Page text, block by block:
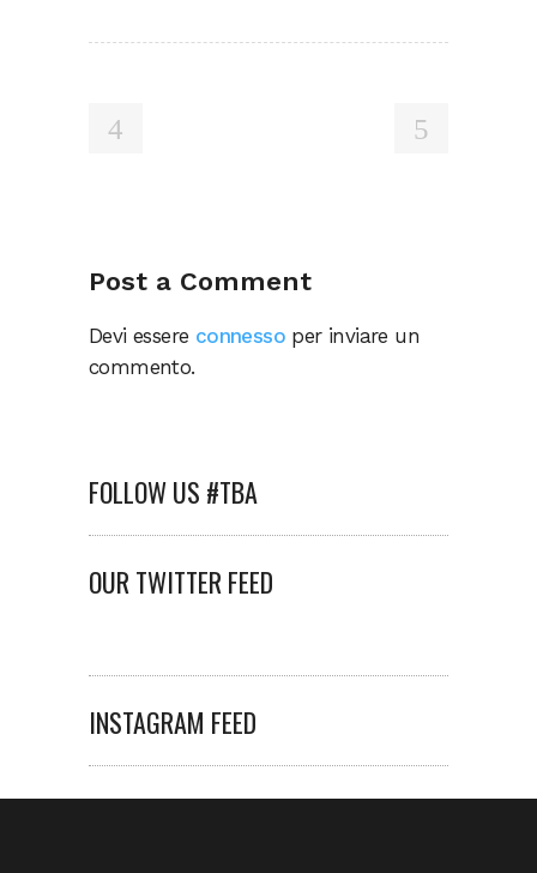
Post a Comment
Devi essere connesso per inviare un
commento.
FOLLOW US #TBA
OUR TWITTER FEED
INSTAGRAM FEED